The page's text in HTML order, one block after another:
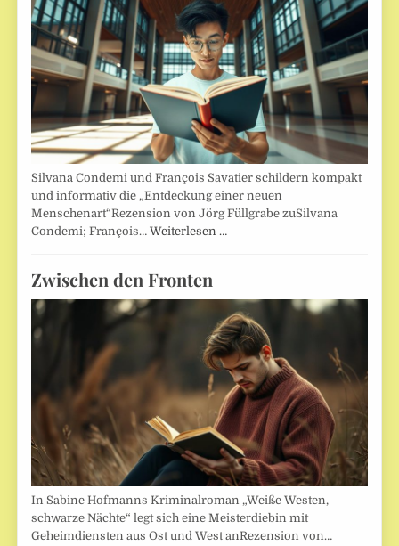
Silvana Condemi und François Savatier schildern kompakt
und informativ die „Entdeckung einer neuen
Menschenart“Rezension von Jörg Füllgrabe zuSilvana
Condemi; François…Weiterlesen …
Zwischen den Fronten
In Sabine Hofmanns Kriminalroman „Weiße Westen,
schwarze Nächte“ legt sich eine Meisterdiebin mit
Geheimdiensten aus Ost und West anRezension von…